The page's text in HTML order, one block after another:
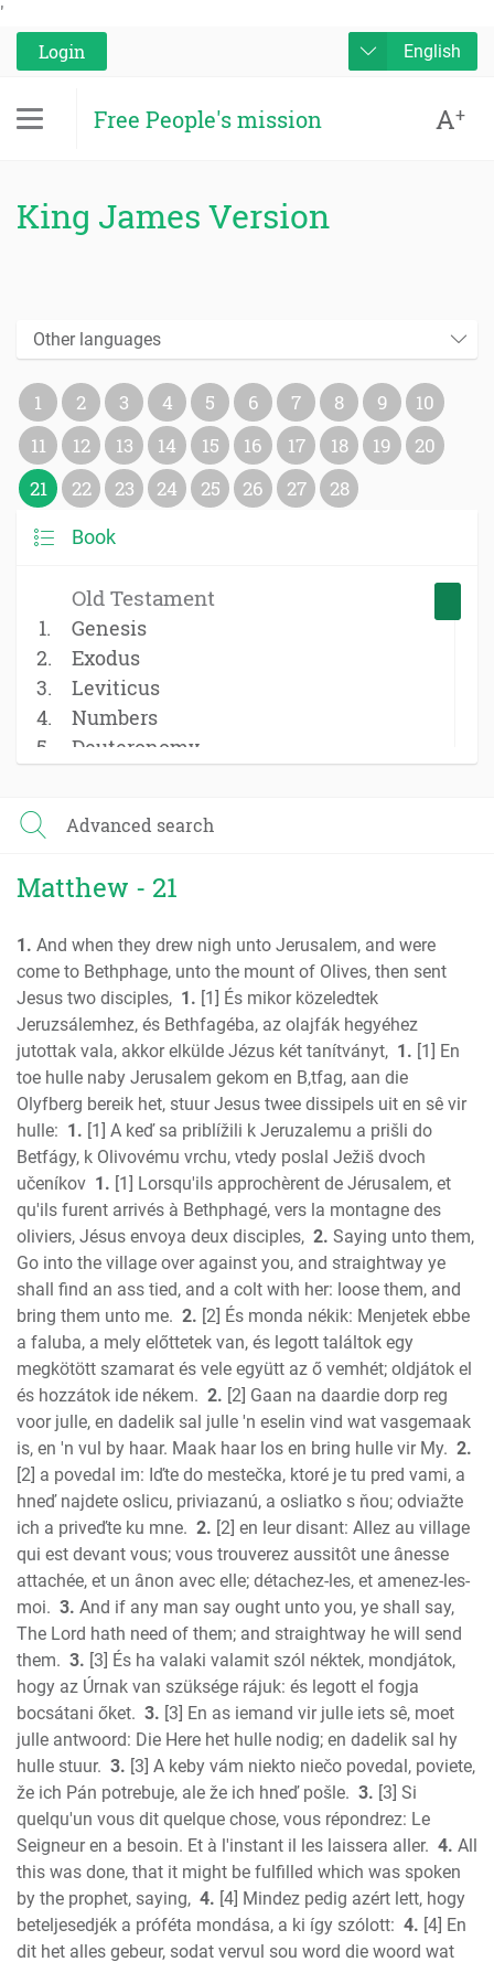
'
Login
English
Free People's mission A+
King James Version
Other languages
1 2 3 4 5 6 7 8 9
10
11
12 13 14 15 16 17 18 19
20
21
22 23 24 25 26 27 28
Book
Old Testament
Genesis
Exodus
Leviticus
Numbers
Deuteronomy
Ruth
2 Samuel
2 Kings
1 Chronicles
2 Chronicles
Ezra
Nehemiah
Esther
Job
Psalms
Proverbs
Ecclesiastes
S of Solomon
Isaiah
Jeremiah
Lamentations
Ezekiel
Daniel
Hosea
Joel
Amos
Obadiah
Jonah
Micah
Nahum
Habakkuk
Zephaniah
Haggai
Zechariah
New Testament
Malachi
Matthew
Mark
Luke
John
Acts
Advanced search
Matthew - 21
1. And when they drew nigh unto Jerusalem, and were
come to Bethphage, unto the mount of Olives, then sent
Jesus two disciples, 1. [1] És mikor közeledtek
Jeruzsálemhez, és Bethfagéba, az olajfák hegyéhez
jutottak vala, akkor elkülde Jézus két tanítványt, 1. [1] En
toe hulle naby Jerusalem gekom en B,tfag, aan die
Olyfberg bereik het, stuur Jesus twee dissipels uit en sê vir
hulle: 1. [1] A keď sa priblížili k Jeruzalemu a prišli do
Betfágy, k Olivovému vrchu, vtedy poslal Ježiš dvoch
učeníkov 1. [1] Lorsqu'ils approchèrent de Jérusalem, et
qu'ils furent arrivés à Bethphagé, vers la montagne des
oliviers, Jésus envoya deux disciples, 2. Saying unto them,
Go into the village over against you, and straightway ye
shall find an ass tied, and a colt with her: loose them, and
bring them unto me. 2. [2] És monda nékik: Menjetek ebbe
a faluba, a mely előttetek van, és legott találtok egy
megkötött szamarat és vele együtt az ő vemhét; oldjátok el
és hozzátok ide nékem. 2. [2] Gaan na daardie dorp reg
voor julle, en dadelik sal julle 'n eselin vind wat vasgemaak
is, en 'n vul by haar. Maak haar los en bring hulle vir My. 2.
[2] a povedal im: Iďte do mestečka, ktoré je tu pred vami, a
hneď najdete oslicu, priviazanú, a osliatko s ňou; odviažte
ich a priveďte ku mne. 2. [2] en leur disant: Allez au village
qui est devant vous; vous trouverez aussitôt une ânesse
attachée, et un ânon avec elle; détachez-les, et amenez-les-
moi. 3. And if any man say ought unto you, ye shall say,
The Lord hath need of them; and straightway he will send
them. 3. [3] És ha valaki valamit szól néktek, mondjátok,
hogy az Úrnak van szüksége rájuk: és legott el fogja
bocsátani őket. 3. [3] En as iemand vir julle iets sê, moet
julle antwoord: Die Here het hulle nodig; en dadelik sal hy
hulle stuur. 3. [3] A keby vám niekto niečo povedal, poviete,
že ich Pán potrebuje, ale že ich hneď pošle. 3. [3] Si
quelqu'un vous dit quelque chose, vous répondrez: Le
Seigneur en a besoin. Et à l'instant il les laissera aller. 4. All
this was done, that it might be fulfilled which was spoken
by the prophet, saying, 4. [4] Mindez pedig azért lett, hogy
beteljesedjék a próféta mondása, a ki így szólott: 4. [4] En
dit het alles gebeur, sodat vervul sou word die woord wat